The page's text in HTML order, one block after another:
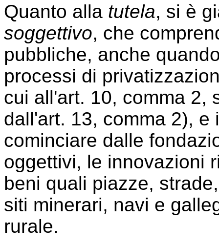
Quanto alla tutela, si è
soggettivo, che
pubbliche, anche
processi di
cui all'art. 10, comma 2,
dall'art. 13, comma 2),
cominciare dalle
oggettivi, le innovazioni
beni quali piazze,
siti minerari, navi e
rurale.